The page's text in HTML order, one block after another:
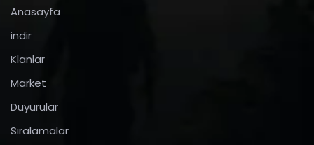
Anasayfa
indir
Klanlar
Market
Duyurular
Sıralamalar